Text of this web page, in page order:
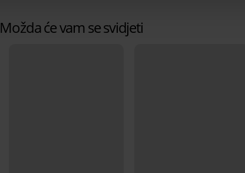
Možda će vam se svidjeti